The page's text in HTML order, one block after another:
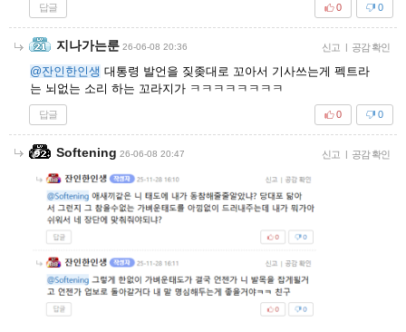
답글 0
0
지나가는룬 26-06-08 20:36 신고 | 공감 확인
@잔인한인생 대통령 발언을 짖좆대로 꼬아서 기사쓰는게 펙트라
는 뇌없는 소리 하는 꼬라지가 ㅋㅋㅋㅋㅋㅋㅋㅋ
답글 0
0
Softening 26-06-08 20:47 신고 | 공감 확인